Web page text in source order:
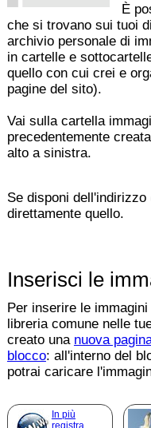
È
che si trovano sui tuoi
archivio personale di
in cartelle e
quello con cui crei e
pagine del sito).
Vai sulla cartella
precedentemente
alto a sinistra.
Se disponi
direttamente quello.
Inserisci le
Per inserire le
libreria comune nelle
creato una nuova
blocco: all'interno del
potrai caricare
In più
registra